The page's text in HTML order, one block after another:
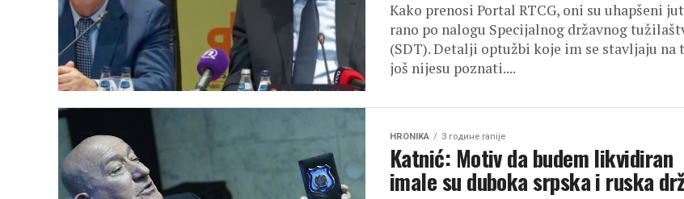
Kako prenosi Portal RTCG, oni su uhapšeni
rano po nalogu Specijalnog državnog
(SDT). Detalji optužbi koje im se stavljaju na
još nijesu poznati....
HRONIKA 3 године ranije
Katnić: Motiv da budem likvidiran
imale su duboka srpska i ruska